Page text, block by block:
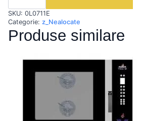
7
nivele
GN
1/1
|
SKU: 0L0711E
Categorie: z_Nealocate
Produse similare